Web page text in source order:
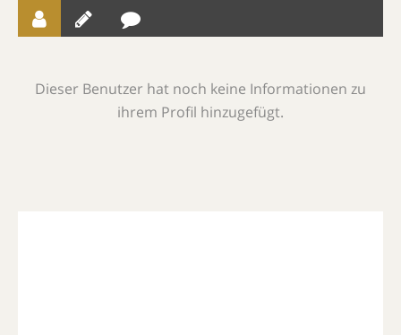
Dieser Benutzer hat noch keine Informationen zu
ihrem Profil hinzugefügt.